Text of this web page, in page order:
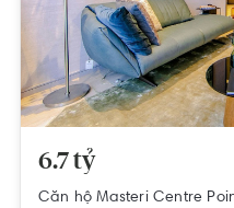
6.7 tỷ